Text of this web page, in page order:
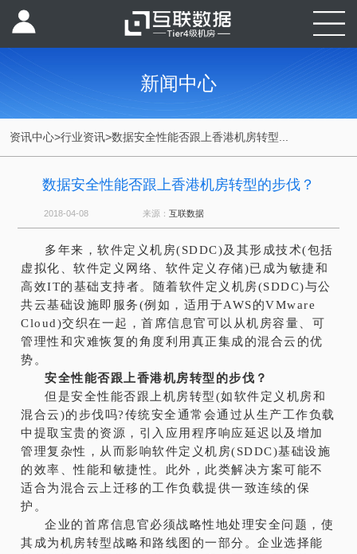
新闻中心
资讯中心>行业资讯>数据安全性能否跟上香港机房转型...
数据安全性能否跟上香港机房转型的步伐？
2018-04-08 来源： 互联数据
多年来，软件定义机房(SDDC)及其形成技术(包括
虚拟化、软件定义网络、软件定义存储)已成为敏捷和
高效IT的基础支持者。随着软件定义机房(SDDC)与公
共云基础设施即服务(例如，适用于AWS的VMware
Cloud)交织在一起，首席信息官可以从机房容量、可
管理性和灾难恢复的角度利用真正集成的混合云的优
势。
安全性能否跟上香港机房转型的步伐？
但是安全性能否跟上机房转型(如软件定义机房和
混合云)的步伐吗?传统安全通常会通过从生产工作负载
中提取宝贵的资源，引入应用程序响应延迟以及增加
管理复杂性，从而影响软件定义机房(SDDC)基础设施
的效率、性能和敏捷性。此外，此类解决方案可能不
适合为混合云上迁移的工作负载提供一致连续的保
护。
企业的首席信息官必须战略性地处理安全问题，使
其成为机房转型战略和路线图的一部分。企业选择能